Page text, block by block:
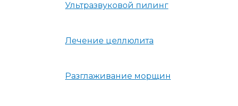
Ультразвуковой пилинг
Лечение целлюлита
Разглаживание морщин